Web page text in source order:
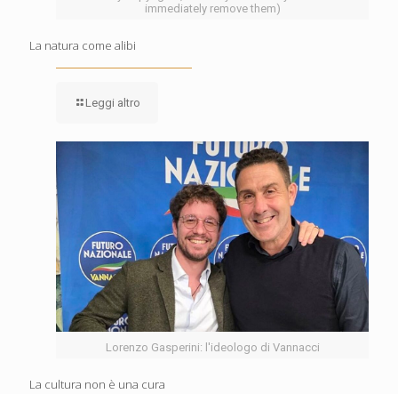
immediately remove them)
La natura come alibi
Leggi altro
Lorenzo Gasperini: l'ideologo di Vannacci
La cultura non è una cura